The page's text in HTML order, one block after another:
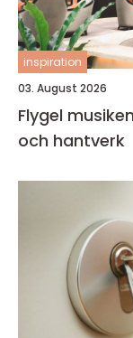
inspiration
03. August 2026
Flygel musikens starkaste symbol för uttryck
och hantverk